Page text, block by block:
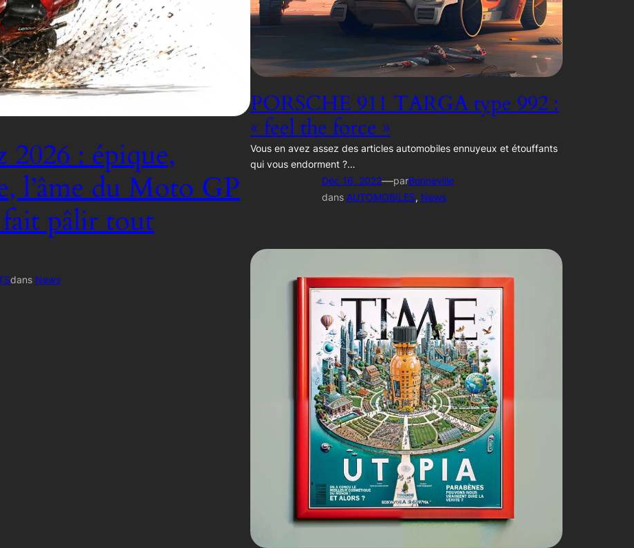
2026 : épique,
l’âme du Moto GP
pâlir tout
dans News
PORSCHE 911 TARGA type 992 :
« feel the force »
Vous en avez assez des articles automobiles ennuyeux et étouffants
qui vous endorment ?…
Déc 16, 2022—parBonneville
dans AUTOMOBILES, News